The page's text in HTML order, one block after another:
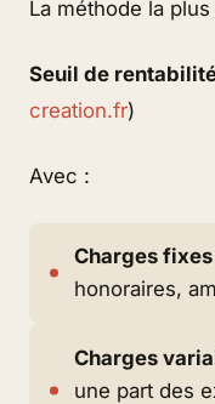
La méthode la
Seuil de
creation.fr)
Avec :
Charges fixes
honoraires,
Charges
une part des